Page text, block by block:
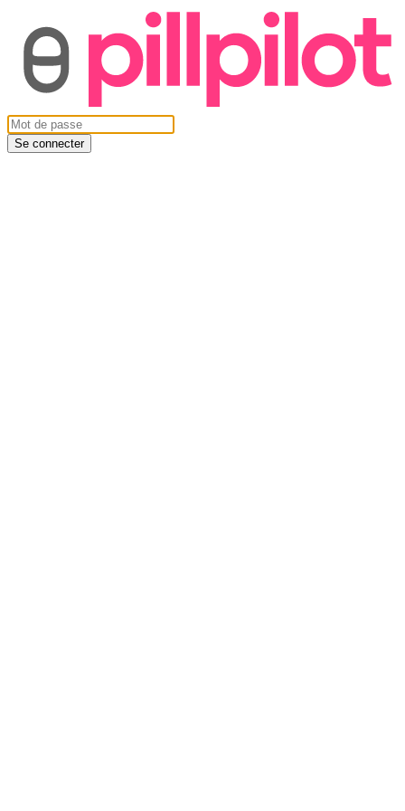
Se connecter